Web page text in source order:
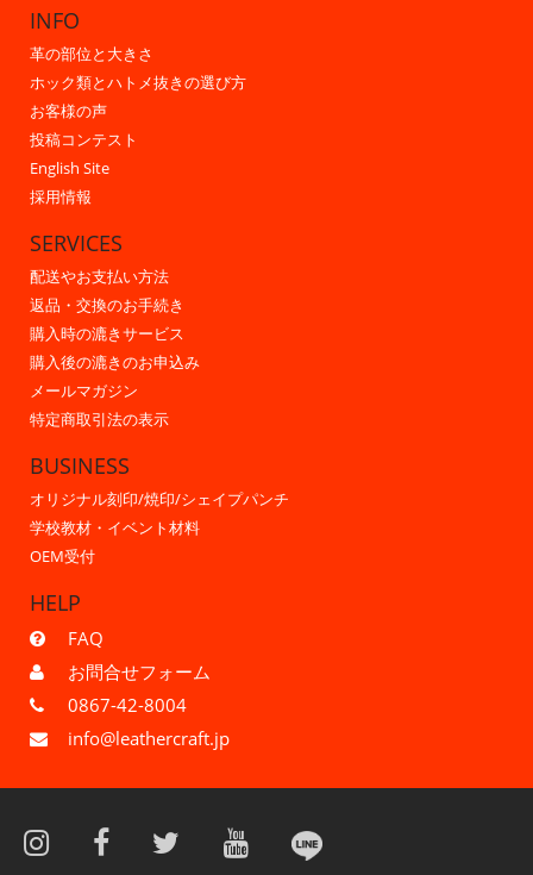
INFO
革の部位と大きさ
ホック類とハトメ抜きの選び方
お客様の声
投稿コンテスト
English Site
採用情報
SERVICES
配送やお支払い方法
返品・交換のお手続き
購入時の漉きサービス
購入後の漉きのお申込み
メールマガジン
特定商取引法の表示
BUSINESS
オリジナル刻印/焼印/シェイプパンチ
学校教材・イベント材料
OEM受付
HELP
FAQ
お問合せフォーム
0867-42-8004
info@leathercraft.jp